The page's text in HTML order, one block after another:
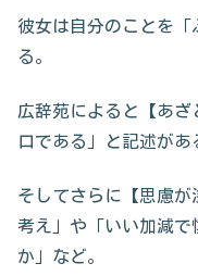
彼女は自分のことを
る。
広辞苑によると【あざ
口である」と記述があ
そしてさらに【思慮
考え」や「いい加減で
か」など。